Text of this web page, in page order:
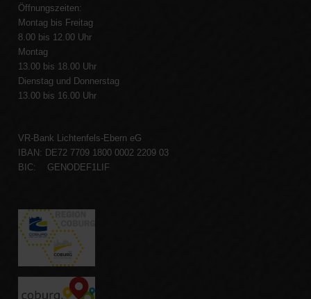
Öffnungszeiten:
Montag bis Freitag
8.00 bis 12.00 Uhr
Montag
13.00 bis 18.00 Uhr
Dienstag und Donnerstag
13.00 bis 16.00 Uhr
VR-Bank Lichtenfels-Ebern eG
IBAN: DE72 7709 1800 0002 2209 03
BIC: GENODEF1LIF